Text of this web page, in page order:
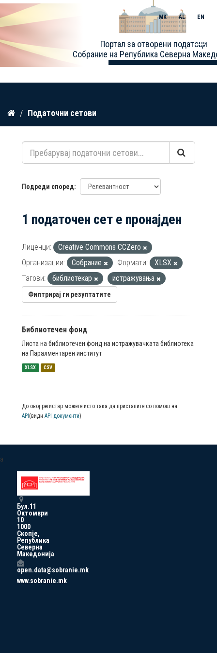
Прескокнете
содржина
Портал за отворени податоци
Собрание на Република Северна
MK AL EN
Toggle
Податочни сетови
Подреди според
1 податочен сет е пронајден
Лиценци:
Creative Commons CCZero
Организации:
Собрание Формати:
XLSX
Тагови:
библиотекар истражувања
Филтрирај ги резултатите
Библиотечен фонд
Листа на библиотечен фонд на истражувачката библиотека
на Паралментарен институт
XLSX CSV
До овој регистар можете исто така да пристапите со помош на
API (види API документи)
a
Бул.11
Октомври
10
1000
Скопје,
Република
Северна
Македонија
open.data@sobranie.mk
www.sobranie.mk